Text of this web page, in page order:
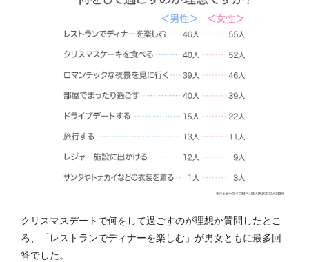
クリスマスデートで何をして過ごすのが理想か質問したとこ
ろ、「レストランでディナーを楽しむ」が男女ともに最多回
答でした。